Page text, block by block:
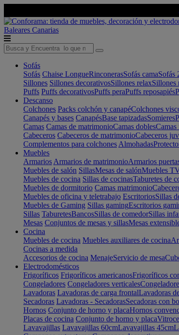
Baleares Canarias
Sofás
Sofás Chaise LongueRinconerasSofás camaSofás
Sillones Sillones decorativosSillones relaxSillones
Puffs Puffs decorativosPuffs peraPuffs reposapiés
Descanso
Colchones Packs colchón y canapéColchones
Canapés y bases CanapésBase tapizadasSomieres
Camas Camas de matrimonioCamas dobles
Cabeceros Cabeceros de matrimonioCabeceros
Complementos para colchones Almohadas
Muebles
Armarios Armarios de matrimonioArmarios
Muebles de salón SillasMesas de salónMuebles
Muebles de cocina Sillas de cocinasTaburetes de
Muebles de dormitorio Camas matrimonio
Muebles de oficina y teletrabajo EscritoriosSillas
Muebles de Gaming Sillas gamingEscritorios
Sillas TaburetesBancosSillas de comedorSillas
Mesas Conjuntos de mesas y sillasMesas
Cocina
Muebles de cocina Muebles auxiliares de cocina
Cocinas a medida
Accesorios de cocina MenajeServicio de mesa
Electrodomésticos
Frigoríficos Frigoríficos americanosFrigoríficos
Congeladores Congeladores verticales
Lavadoras Lavadoras de carga frontalLavadoras
Secadoras Lavadoras - SecadorasSecadoras con
Hornos Conjunto de horno y placaHornos
Placas de cocina Conjunto de horno y placa
Lavavajillas Lavavajillas 60cmLavavajillas 45cm